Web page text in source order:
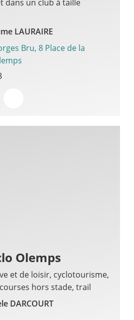
dans un club à taille
LAURAIRE
Bru, 8 Place de la
Olemps
et de loisir, cyclotourisme,
hors stade, trail
DARCOURT